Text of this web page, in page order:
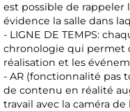
est possible de
évidence la salle dans
- LIGNE DE TEMPS:
chronologie qui permet
réalisation et les
- AR (fonctionnalité pas
de contenu en réalité
travail avec la caméra